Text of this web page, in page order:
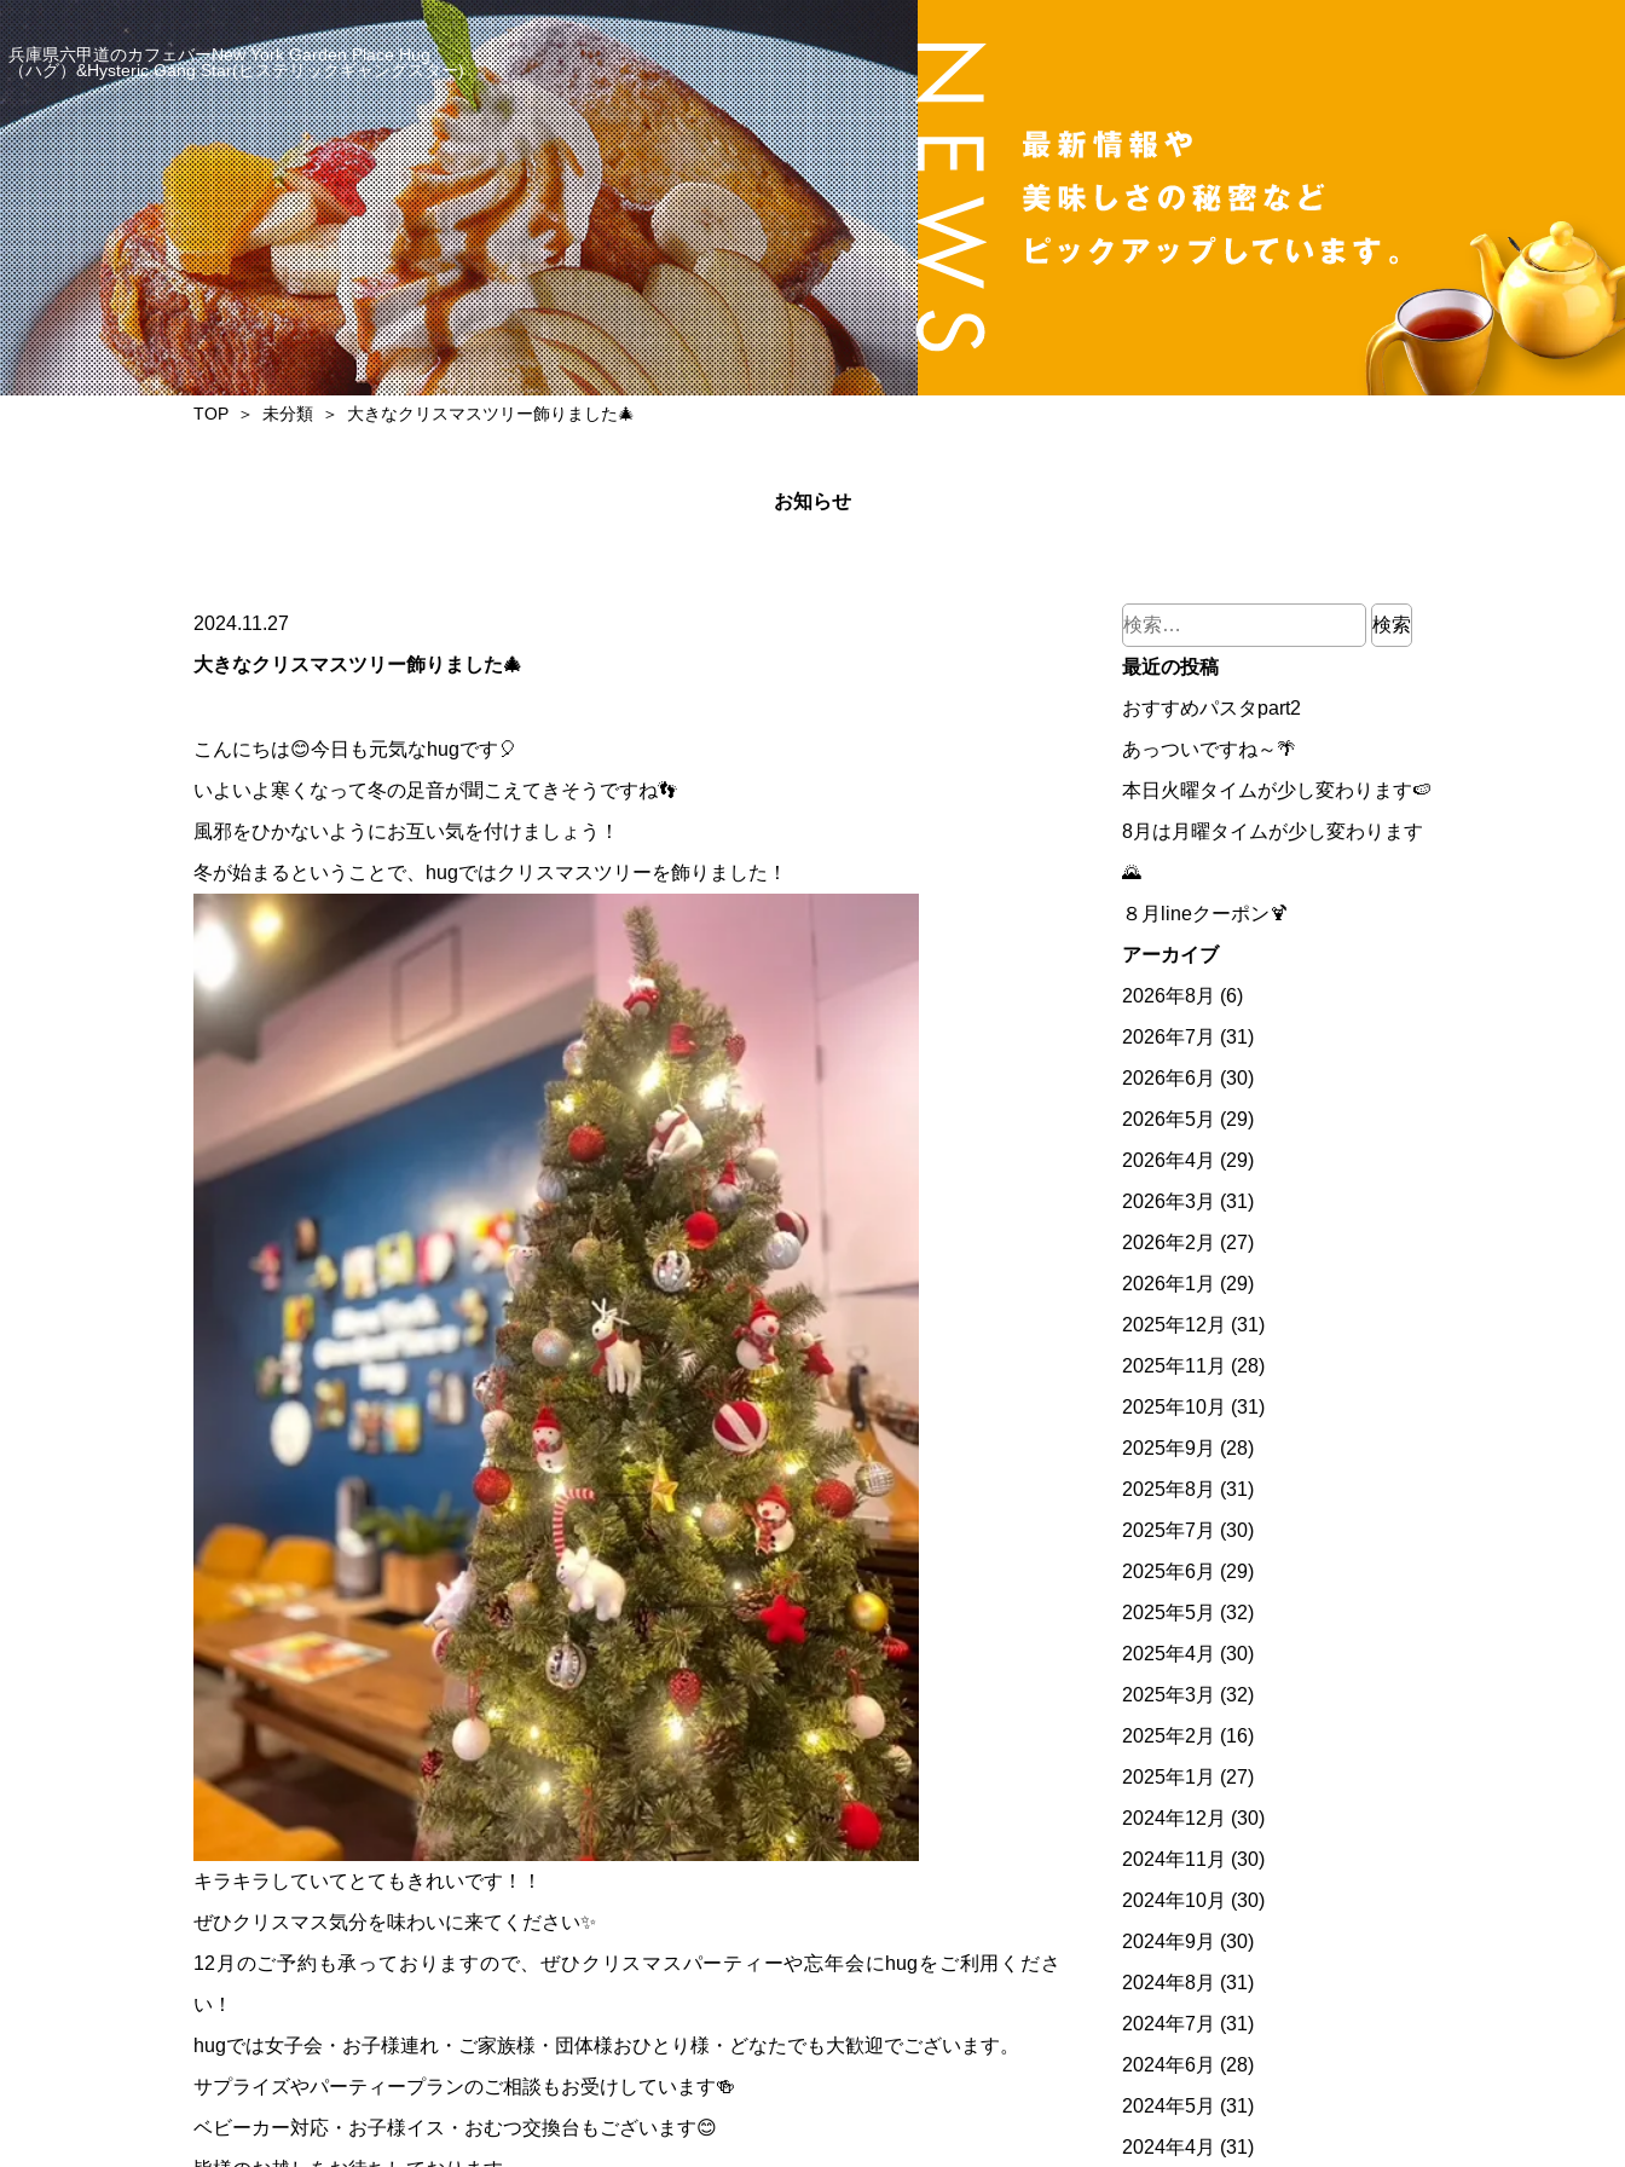
兵庫県六甲道のカフェバーNew York Garden Place Hug
（ハグ）&Hysteric Gang Star(ヒステリックギャングスター)
TOP 未分類 大きなクリスマスツリー飾りました🎄
お知らせ
2024.11.27
大きなクリスマスツリー飾りました🎄
こんにちは😊今日も元気なhugです🎈
いよいよ寒くなって冬の足音が聞こえてきそうですね👣
風邪をひかないようにお互い気を付けましょう！
冬が始まるということで、hugではクリスマスツリーを飾りました！
キラキラしていてとてもきれいです！！
ぜひクリスマス気分を味わいに来てください✨
12月のご予約も承っておりますので、ぜひクリスマスパーティーや忘年会にhugをご利用くださ
い！
hugでは女子会・お子様連れ・ご家族様・団体様おひとり様・どなたでも大歓迎でございます。
サプライズやパーティープランのご相談もお受けしています🍻
ベビーカー対応・お子様イス・おむつ交換台もございます😊
検
索:
最近の投稿
おすすめパスタpart2
あっついですね～🌴
本日火曜タイムが少し変わります🍉
8月は月曜タイムが少し変わります
🌄
８月lineクーポン🍹
アーカイブ
2026年8月 (6)
2026年7月 (31)
2026年6月 (30)
2026年5月 (29)
2026年4月 (29)
2026年3月 (31)
2026年2月 (27)
2026年1月 (29)
2025年12月 (31)
2025年11月 (28)
2025年10月 (31)
2025年9月 (28)
2025年8月 (31)
2025年7月 (30)
2025年6月 (29)
2025年5月 (32)
2025年4月 (30)
2025年3月 (32)
2025年2月 (16)
2025年1月 (27)
2024年12月 (30)
2024年11月 (30)
2024年10月 (30)
2024年9月 (30)
2024年8月 (31)
2024年7月 (31)
2024年6月 (28)
2024年5月 (31)
2024年4月 (31)